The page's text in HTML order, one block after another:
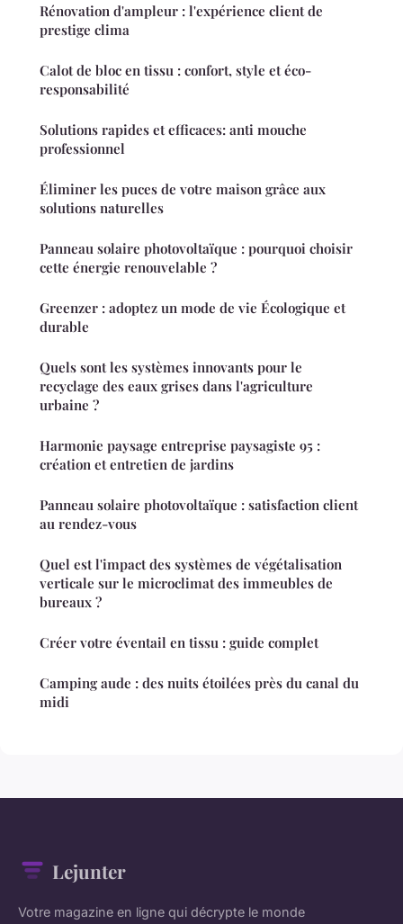
Rénovation d'ampleur : l'expérience client de
prestige clima
Calot de bloc en tissu : confort, style et éco-
responsabilité
Solutions rapides et efficaces: anti mouche
professionnel
Éliminer les puces de votre maison grâce aux
solutions naturelles
Panneau solaire photovoltaïque : pourquoi choisir
cette énergie renouvelable ?
Greenzer : adoptez un mode de vie Écologique et
durable
Quels sont les systèmes innovants pour le
recyclage des eaux grises dans l'agriculture
urbaine ?
Harmonie paysage entreprise paysagiste 95 :
création et entretien de jardins
Panneau solaire photovoltaïque : satisfaction client
au rendez-vous
Quel est l'impact des systèmes de végétalisation
verticale sur le microclimat des immeubles de
bureaux ?
Créer votre éventail en tissu : guide complet
Camping aude : des nuits étoilées près du canal du
midi
Lejunter
Votre magazine en ligne qui décrypte le monde